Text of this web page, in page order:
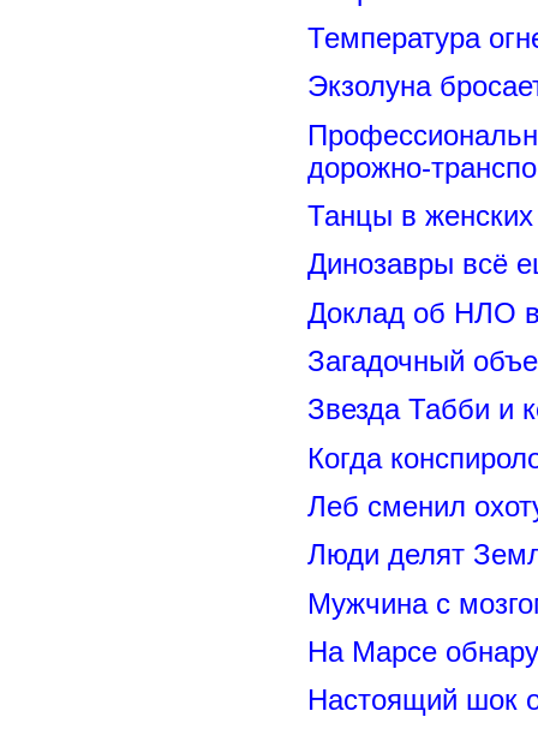
Температура
Экзолуна
дорожно-
Танцы в женских
Динозавры всё
Доклад об НЛО
Загадочный
Звезда Табби и
Когда
Леб сменил
Люди делят
Мужчина с
На Марсе
Настоящий шок